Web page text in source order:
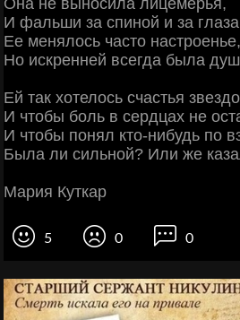
Она не выносила лицемерья,
И фальши за спиной и за
Ее менялось часто настроенье,
Но искренней всегда была
Ей так хотелось счастья
И чтобы боль в сердцах не
И чтобы понял кто-нибудь по
Была ли сильной? Или же
Мария Куткар
5 0 0